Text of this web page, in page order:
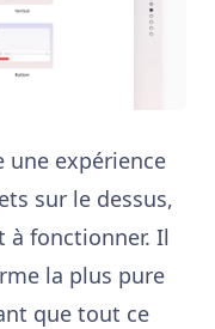
une expérience
sur le dessus,
à fonctionner. Il
la plus pure
que tout ce